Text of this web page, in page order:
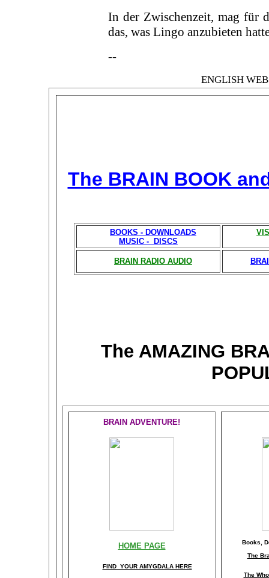
In der Zwischenzeit, mag für
das, was Lingo anzubieten
--
ENGLISH
The BRAIN BOOK
BOOKS - DOWNLOADS
MUSIC - DISCS
BRAIN RADIO AUDIO
The AMAZING
BRAIN ADVENTURE!
HOME PAGE
FIND YOUR AMYGDALA HERE
Books,
The
The